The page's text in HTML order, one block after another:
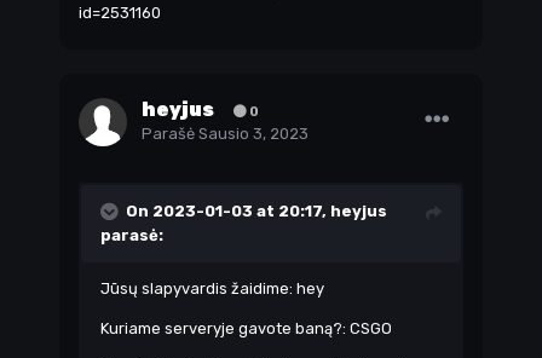
id=2531160
heyjus 0
Parašė Sausio 3, 2023
On 2023-01-03 at 20:17, heyjus
parasė:
Jūsų slapyvardis žaidime: hey
Kuriame serveryje gavote baną?: CSGO